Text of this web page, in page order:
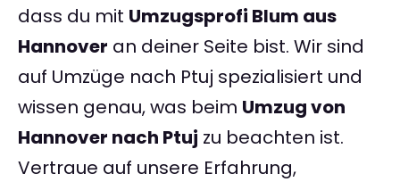
dass du mit Umzugsprofi Blum aus
Hannover an deiner Seite bist. Wir sind
auf Umzüge nach Ptuj spezialisiert und
wissen genau, was beim Umzug von
Hannover nach Ptuj zu beachten ist.
Vertraue auf unsere Erfahrung,